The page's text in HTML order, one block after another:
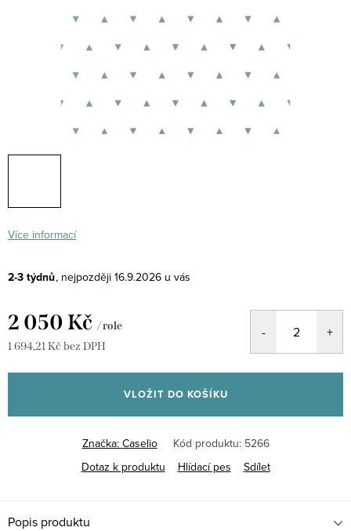
Více informací
2-3 týdnů 16.9.2026
2 050 Kč / role
1 694,21 Kč bez DPH
cena:
VLOŽIT DO KOŠÍKU
Značka: Caselio Kód produktu: 5266
Dotaz k produktu
Hlídací pes Sdílet
Popis produktu